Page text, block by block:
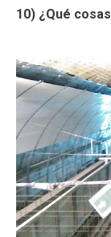
10) ¿Qué